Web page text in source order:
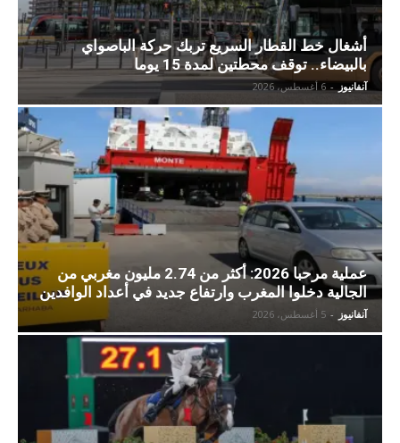
أشغال خط القطار السريع تربك حركة الباصواي
بالبيضاء.. توقف محطتين لمدة 15 يوما
آنفانيوز - 6 أغسطس، 2026
عملية مرحبا 2026: أكثر من 2.74 مليون مغربي من
الجالية دخلوا المغرب وارتفاع جديد في أعداد الوافدين
آنفانيوز - 5 أغسطس، 2026